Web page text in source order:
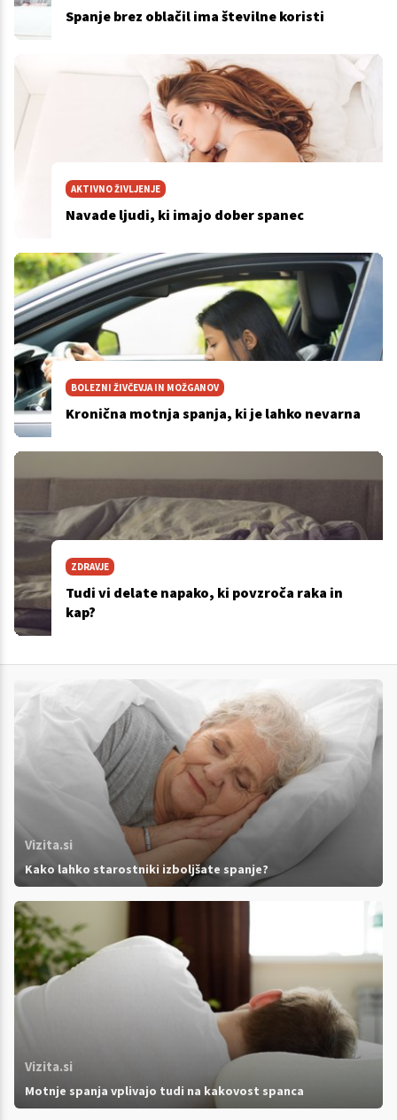
Spanje brez oblačil ima številne koristi
AKTIVNO ŽIVLJENJE
Navade ljudi, ki imajo dober spanec
BOLEZNI ŽIVČEVJA IN MOŽGANOV
Kronična motnja spanja, ki je lahko nevarna
ZDRAVJE
Tudi vi delate napako, ki povzroča raka in
kap?
Vizita.si
Kako lahko starostniki izboljšate spanje?
Vizita.si
Motnje spanja vplivajo tudi na kakovost spanca